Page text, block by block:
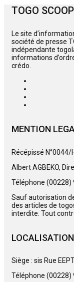
TOGO SCOOP
Le site
société de presse
indépendante
informations
crédo.
MENTION
Récépissé
Albert AGBEKO,
Téléphone (00228)
Sauf autorisation
des articles de
interdite. Tout
LOCALISATION
Siège : sis Rue
Téléphone (00228)